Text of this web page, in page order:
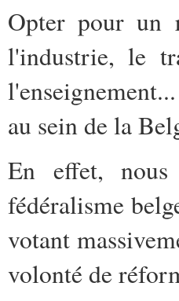
Opter pour un
l'industrie, le
au sein de la
En effet,
fédéralisme
votant
volonté de